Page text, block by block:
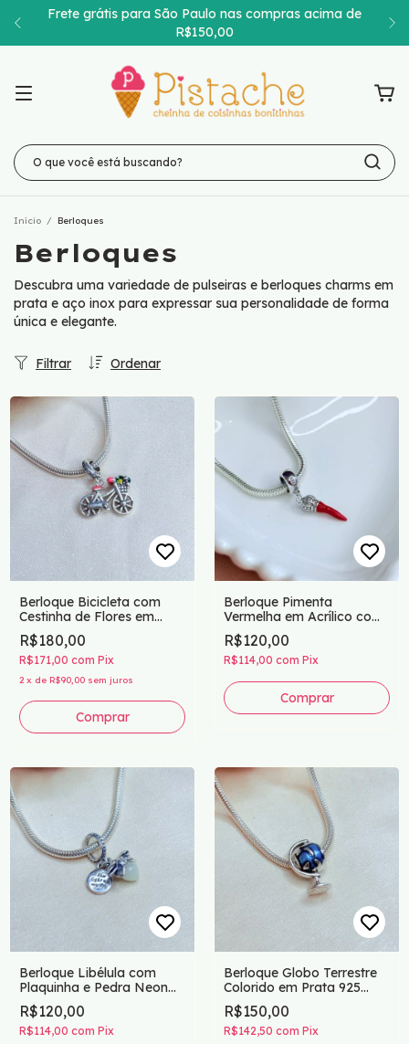
Frete grátis para São Paulo nas compras acima de
R$150,00
Início / Berloques
Berloques
Descubra uma variedade de pulseiras e berloques charms em
prata e aço inox para expressar sua personalidade de forma
única e elegante.
Ordenar
Filtrar
Berloque Bicicleta com
Cestinha de Flores em
Prata 925
R$180,00
R$171,00 com Pix
2 x de R$90,00 sem juros
Berloque Pimenta
Vermelha em Acrílico com
Base em Prata 925
R$120,00
R$114,00 com Pix
Berloque Libélula com
Plaquinha e Pedra Neon
em Prata 925
R$120,00
R$114,00 com Pix
Berloque Globo Terrestre
Colorido em Prata 925
com Resina
R$150,00
R$142,50 com Pix